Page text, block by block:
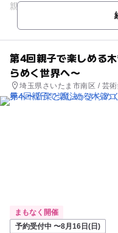
親子でゆったり過ごせる
第4回親子で楽しめる
らめく世界へ〜
埼玉県さいたま市南区 / 芸
まもなく開催
予約受付中 〜8月16日(日)